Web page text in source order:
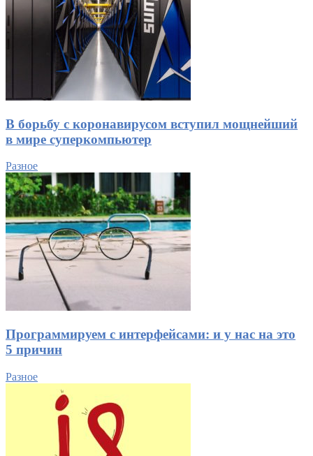
В борьбу с коронавирусом вступил мощнейший
в мире суперкомпьютер
Разное
Программируем с интерфейсами: и у нас на это
5 причин
Разное